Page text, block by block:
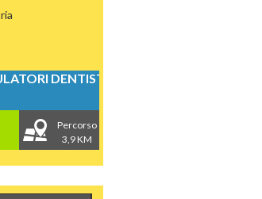
DENTISTICI
Percorso
3,9 KM